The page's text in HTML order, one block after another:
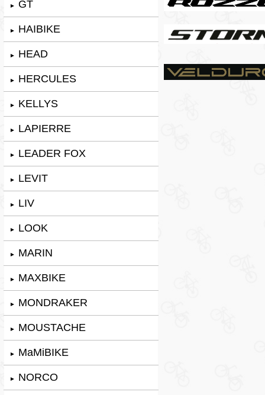
► GT
► HAIBIKE
► HEAD
► HERCULES
► KELLYS
► LAPIERRE
► LEADER FOX
► LEVIT
► LIV
► LOOK
► MARIN
► MAXBIKE
► MONDRAKER
► MOUSTACHE
► MaMiBIKE
► NORCO